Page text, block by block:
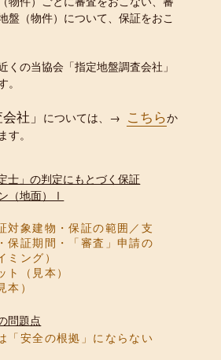
盤（物件）について、保証をおこ
くの当協会「指定地盤調査会社」
社」 については、→ こちらか
。
士」の判定にもとづく保証
（地面）Ⅰ
対象建物・保証の範囲／支
保証期間・「審査」申請の
ミング）
ト（見本）
）
問題点
「安全の根拠」にならない